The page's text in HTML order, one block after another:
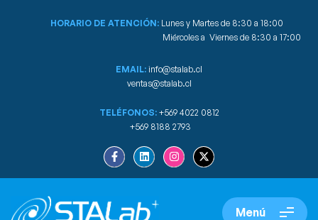
HORARIO DE ATENCIÓN: Lunes y Martes de 8:30 a 18:00
Miércoles a Viernes de 8:30 a 17:00
EMAIL: info@stalab.cl
ventas@stalab.cl
TELÉFONOS:+569 4022 0812
+569 8188 2793
Menú